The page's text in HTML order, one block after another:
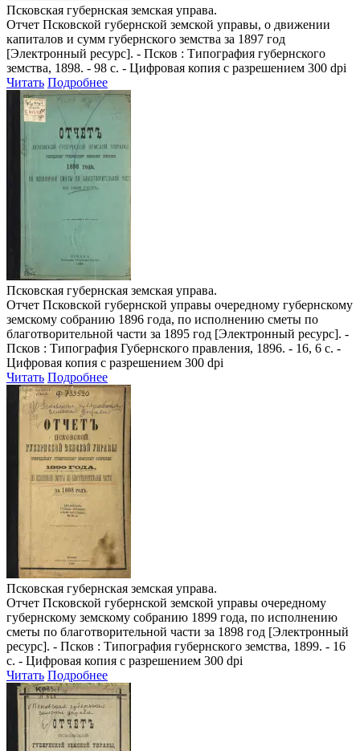
Псковская губернская земская управа.
Отчет Псковской губернской земской управы, о движении
капиталов и сумм губернского земства за 1897 год
[Электронный ресурс]. - Псков : Типография губернского
земства, 1898. - 98 с. - Цифровая копия с разрешением 300 dpi
Читать Подробнее
Псковская губернская земская управа.
Отчет Псковской губернской управы очередному губернскому
земскому собранию 1896 года, по исполнению сметы по
благотворительной части за 1895 год [Электронный ресурс]. -
Псков : Типография Губернского правления, 1896. - 16, 6 с. -
Цифровая копия с разрешением 300 dpi
Читать Подробнее
Псковская губернская земская управа.
Отчет Псковской губернской земской управы очередному
губернскому земскому собранию 1899 года, по исполнению
сметы по благотворительной части за 1898 год [Электронный
ресурс]. - Псков : Типография губернского земства, 1899. - 16
с. - Цифровая копия с разрешением 300 dpi
Читать Подробнее